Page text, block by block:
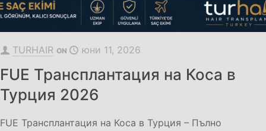
TURHAIR ON юни 11, 2026
FUE Трансплантация на Коса в
Турция 2026
FUE Трансплантация на Коса в Турция – Пълно